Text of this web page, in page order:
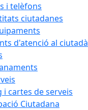
i telèfons
ciutadanes
d'atenció al ciutadà
i cartes de serveis
Ciutadana